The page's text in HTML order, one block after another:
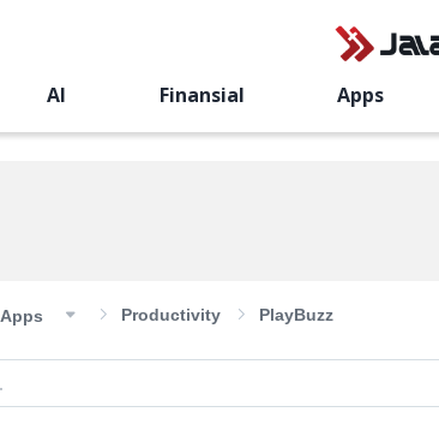
AI Finansial Apps
Apps Productivity PlayBuzz